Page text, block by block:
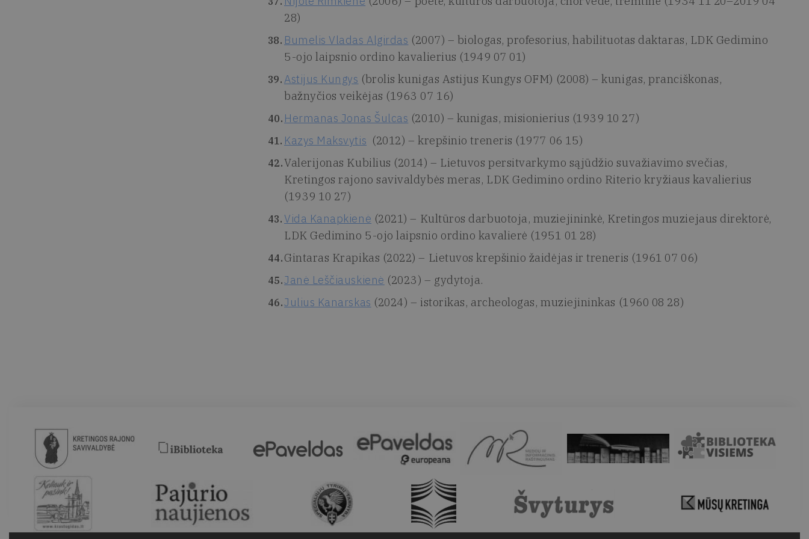
28)
Bumelis Vladas Algirdas (2007) – biologas, profesorius, habilituotas daktaras, LDK Gedimino
5-ojo laipsnio ordino kavalierius (1949 07 01)
Astijus Kungys (brolis kunigas Astijus Kungys OFM) (2008) – kunigas, pranciškonas,
bažnyčios veikėjas (1963 07 16)
Hermanas Jonas Šulcas (2010) – kunigas, misionierius (1939 10 27)
Kazys Maksvytis (2012) – krepšinio treneris (1977 06 15)
Valerijonas Kubilius (2014) – Lietuvos persitvarkymo sąjūdžio suvažiavimo svečias,
Kretingos rajono savivaldybės meras, LDK Gedimino ordino Riterio kryžiaus kavalierius
(1939 10 27)
Vida Kanapkienė (2021) – Kultūros darbuotoja, muziejininkė, Kretingos muziejaus direktorė,
LDK Gedimino 5-ojo laipsnio ordino kavalierė (1951 01 28)
Gintaras Krapikas (2022) – Lietuvos krepšinio žaidėjas ir treneris (1961 07 06)
Janė Leščiauskienė (2023) – gydytoja.
Julius Kanarskas (2024) – istorikas, archeologas, muziejininkas (1960 08 28)